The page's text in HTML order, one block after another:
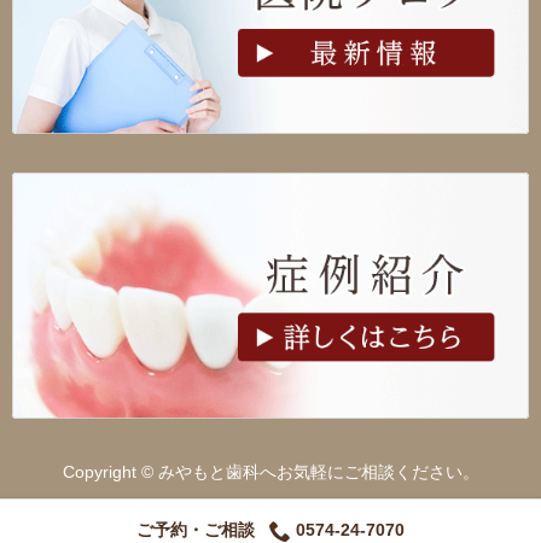
Copyright © みやもと歯科へお気軽にご相談ください。
ご予約・ご相談 0574-24-7070